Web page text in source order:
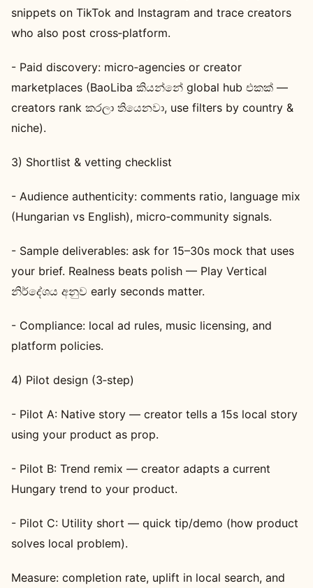
snippets on TikTok and Instagram and trace creators
who also post cross‑platform.
- Paid discovery: micro‑agencies or creator
marketplaces (BaoLiba කියන්නේ global hub එකක් —
creators rank කරලා තියෙනවා, use filters by country &
niche).
3) Shortlist & vetting checklist
- Audience authenticity: comments ratio, language mix
(Hungarian vs English), micro‑community signals.
- Sample deliverables: ask for 15–30s mock that uses
your brief. Realness beats polish — Play Vertical
නිර්දේශය අනුව early seconds matter.
- Compliance: local ad rules, music licensing, and
platform policies.
4) Pilot design (3‑step)
- Pilot A: Native story — creator tells a 15s local story
using your product as prop.
- Pilot B: Trend remix — creator adapts a current
Hungary trend to your product.
- Pilot C: Utility short — quick tip/demo (how product
solves local problem).
Measure: completion rate, uplift in local search, and